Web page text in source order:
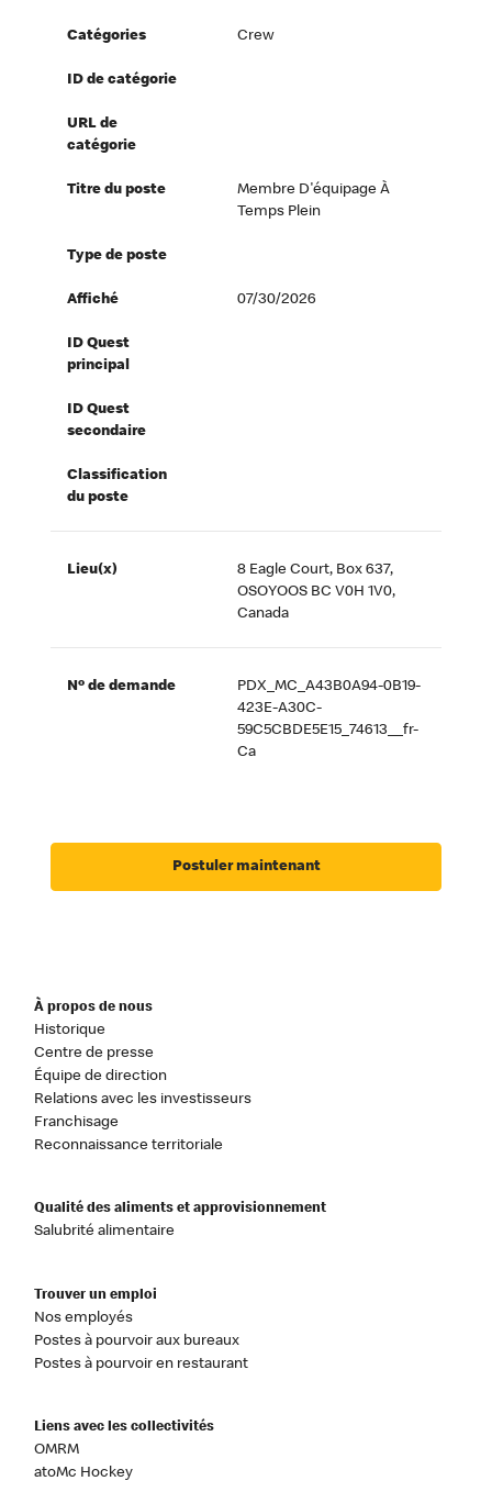
Catégories Crew
ID de catégorie
URL de
catégorie
Titre du poste
Membre D'équipage À
Temps Plein
Type de poste
Affiché 07/30/2026
ID Quest
principal
ID Quest
secondaire
Classification
du poste
Lieu(x)
8 Eagle Court, Box 637,
OSOYOOS BC V0H 1V0,
Canada
Nº de demande
PDX_MC_A43B0A94-0B19-
423E-A30C-
59C5CBDE5E15_74613__fr-
Ca
Postuler maintenant
À propos de nous
Historique
Centre de presse
Équipe de direction
Relations avec les investisseurs
Franchisage
Reconnaissance territoriale
Qualité des aliments et approvisionnement
Salubrité alimentaire
Trouver un emploi
Nos employés
Postes à pourvoir aux bureaux
Postes à pourvoir en restaurant
Liens avec les collectivités
OMRM
atoMc Hockey